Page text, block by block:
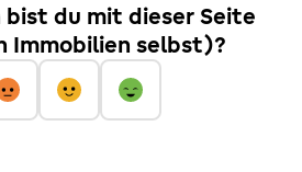
bist du mit dieser Seite
Immobilien selbst)?